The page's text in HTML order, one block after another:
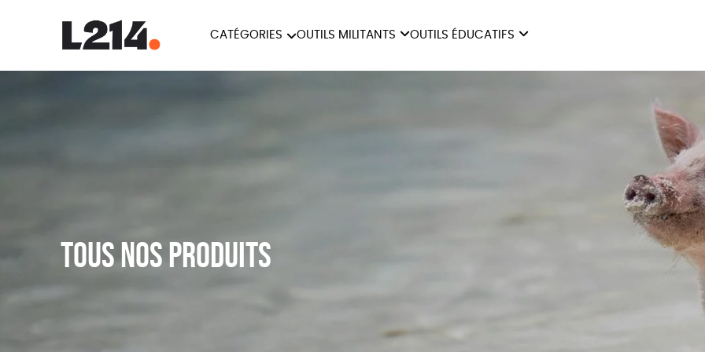
CATÉGORIES OUTILS MILITANTS OUTILS ÉDUCATIFS
Tous nos produits